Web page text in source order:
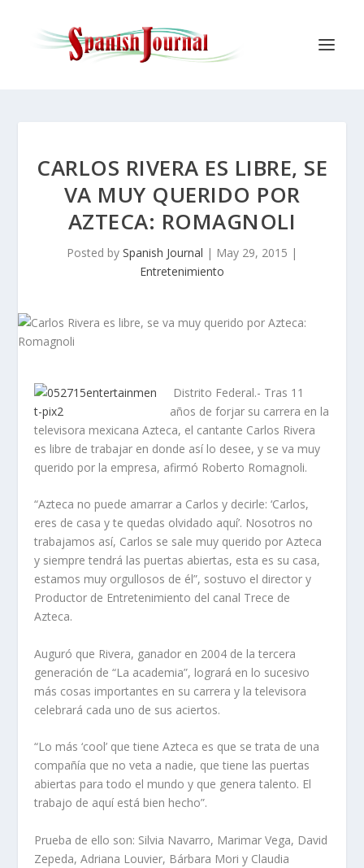
CARLOS RIVERA ES LIBRE, SE
VA MUY QUERIDO POR
AZTECA: ROMAGNOLI
Posted by Spanish Journal | May 29, 2015 |
Entretenimiento
Distrito Federal.- Tras 11
años de forjar su carrera en la
televisora mexicana Azteca, el cantante Carlos Rivera
es libre de trabajar en donde así lo desee, y se va muy
querido por la empresa, afirmó Roberto Romagnoli.
“Azteca no puede amarrar a Carlos y decirle: ‘Carlos,
eres de casa y te quedas olvidado aquí’. Nosotros no
trabajamos así, Carlos se sale muy querido por Azteca
y siempre tendrá las puertas abiertas, esta es su casa,
estamos muy orgullosos de él”, sostuvo el director y
Productor de Entretenimiento del canal Trece de
Azteca.
Auguró que Rivera, ganador en 2004 de la tercera
generación de “La academia”, logrará en lo sucesivo
más cosas importantes en su carrera y la televisora
celebrará cada uno de sus aciertos.
“Lo más ‘cool’ que tiene Azteca es que se trata de una
compañía que no veta a nadie, que tiene las puertas
abiertas para todo el mundo y que genera talento. El
trabajo de aquí está bien hecho”.
Prueba de ello son: Silvia Navarro, Marimar Vega, David
Zepeda, Adriana Louvier, Bárbara Mori y Claudia